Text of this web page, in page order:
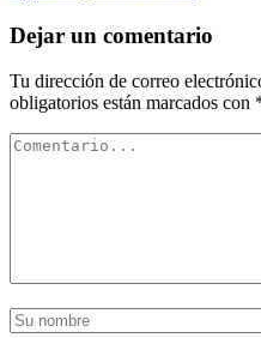
Dejar un comentario
Tu dirección de correo
obligatorios están marcados con